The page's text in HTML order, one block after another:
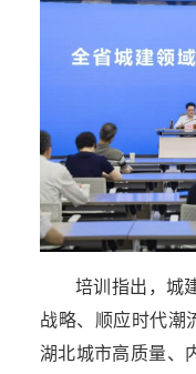
培训指出，城
战略、顺应时代潮
湖北城市高质量、